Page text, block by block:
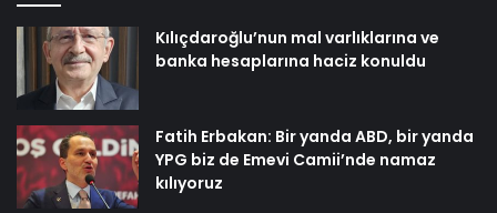
Kılıçdaroğlu’nun mal varlıklarına ve
banka hesaplarına haciz konuldu
Fatih Erbakan: Bir yanda ABD, bir yanda
YPG biz de Emevi Camii’nde namaz
kılıyoruz